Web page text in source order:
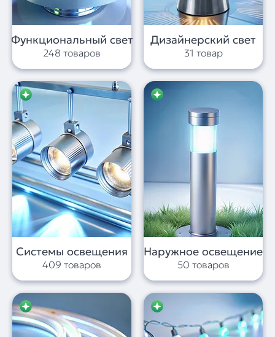
Функциональный свет
248 товаров
Дизайнерский свет
31 товар
Системы освещения
409 товаров
Наружное освещение
50 товаров